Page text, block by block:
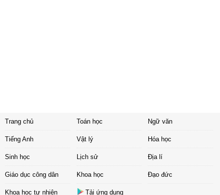
Trang chủ Toán học Ngữ văn
Tiếng Anh Vật lý Hóa học
Sinh học Lịch sử Địa lí
Giáo dục công dân Khoa học Đạo đức
Khoa học tự nhiên Tải ứng dụng